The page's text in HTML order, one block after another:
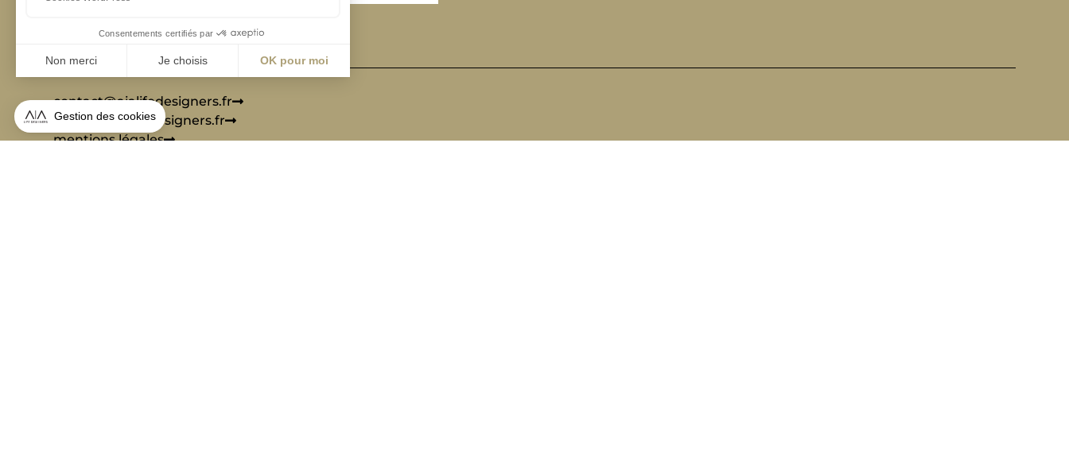
ABONNEZ-VOUS
Alternative:
contact@aialifedesigners.fr
presse@aialifedesigners.fr
mentions légales